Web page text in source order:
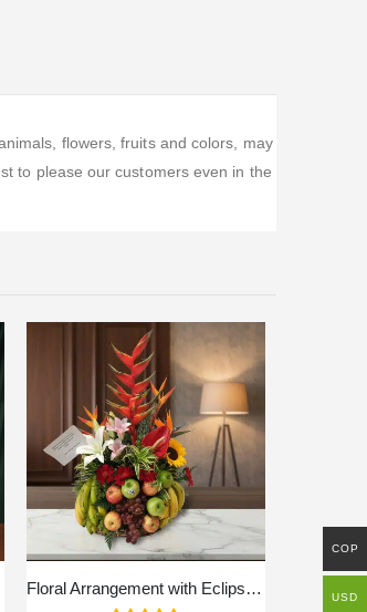
flowers, fruits and colors, may
to please our customers even in the
Floral Arrangement with Eclipse Fruits
COP
USD